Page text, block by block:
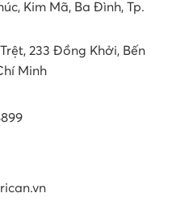
Kim Mã, Ba Đình, Tp.
233 Đồng Khởi, Bến
Minh